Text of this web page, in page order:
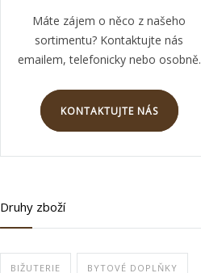
Máte zájem o něco z našeho
sortimentu? Kontaktujte nás
emailem, telefonicky nebo osobně.
KONTAKTUJTE NÁS
Druhy zboží
BIŽUTERIE BYTOVÉ DOPLŇKY